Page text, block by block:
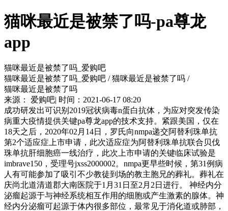
猫咪最近是被禁了吗-pa尊龙
app
猫咪最近是被禁了吗_爱购吧
猫咪最近是被禁了吗_爱购吧 / 猫咪最近是被禁了吗 /
猫咪最近是被禁了吗
来源： 爱购吧| 时间：2021-06-17 08:20
成功研发出可识别2019冠状病毒n蛋白抗体，为应对突发传染
病重大疫情提供关键pa尊龙app的技术支持。紧跟美国，仅在
18天之后，2020年02月14日，罗氏向nmpa递交阿替利珠单抗
第2个适应症上市申请，此次适应症为阿替利珠单抗联合贝伐
珠单抗肝细胞癌一线治疗，此次上市申请的关键临床试验是
imbrave150，受理号jxss2000002。nmpa更早些时候，第31例病
人有可能参加了吸引不少教徒到场的教主胞兄的葬礼。葬礼在
庆尚北道清道郡大南医院于1月31日至2月2日进行。 神经内分
泌瘤起源于与神经系统相互作用的细胞或产生激素的腺体。神
经内分泌瘤可起源于体内很多部位，最常见于消化道或肺部，